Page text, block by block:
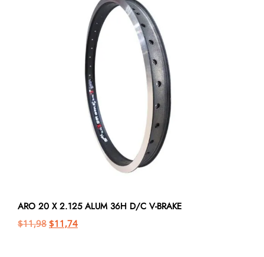
ARO 20 X 2.125 ALUM 36H D/C V-BRAKE
$11,98 $11,74